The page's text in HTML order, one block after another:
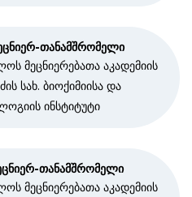
თანამშრომელი
მეცნიერებათა აკადემიის
სახ. ბიოქიმიისა და
ინსტიტუტი
თანამშრომელი
მეცნიერებათა აკადემიის